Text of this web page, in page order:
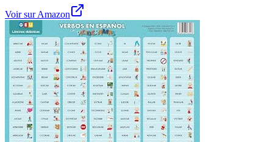
Voir sur Amazon